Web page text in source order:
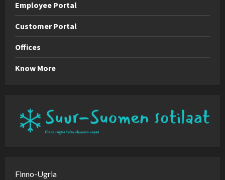
Employee Portal
Customer Portal
Offices
Know More
Finno-Ugria